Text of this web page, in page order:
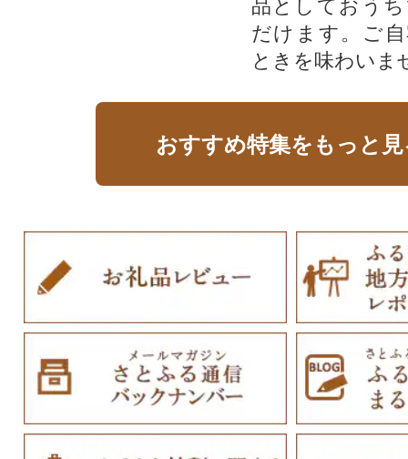
品としておう
だけます。ご
ときを味わいま
おすすめ特集をもっと